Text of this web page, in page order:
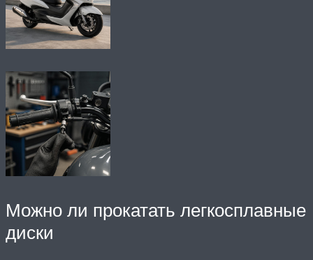
Можно ли прокатать легкосплавные
диски